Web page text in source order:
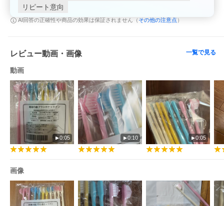
リピート意向
AI回答の正確性や商品の効果は保証されません（ その他の注意点 ）
レビュー動画・画像 一覧で見る
動画
0:05 0:10 0:05
画像